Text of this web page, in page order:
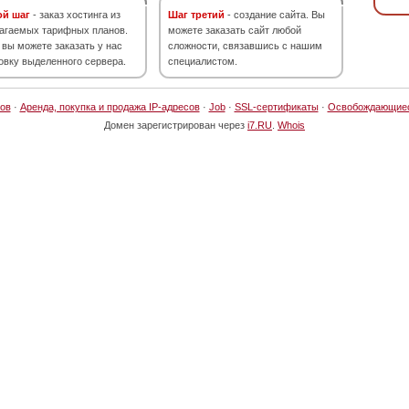
шаг - заказ хостинга из
тарифных планов.
можете заказать у нас
выделенного сервера.
Шаг третий - создание сайта. Вы
можете заказать сайт любой
сложности, связавшись с нашим
специалистом.
· Аренда, покупка и продажа IP-адресов· Job· SSL-сертификаты·
Домен зарегистрирован через i7.RU Whois